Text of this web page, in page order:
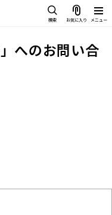
検索 お気に入り メニュー
」へのお問い合